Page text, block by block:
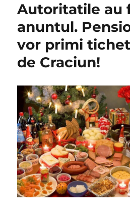
Autoritatile au
anuntul.
vor primi
de Craciun!